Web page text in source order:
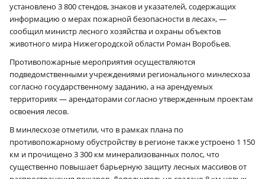
установлено 3 800 стендов, знаков и указателей, содержащих
информацию о мерах пожарной безопасности в лесах», —
сообщил министр лесного хозяйства и охраны объектов
животного мира Нижегородской области Роман Воробьев.
Противопожарные мероприятия осуществляются
подведомственными учреждениями регионального минлесхоза
согласно государственному заданию, а на арендуемых
территориях — арендаторами согласно утвержденным проектам
освоения лесов.
В минлесхозе отметили, что в рамках плана по
противопожарному обустройству в регионе также устроено 1 150
км и прочищено 3 300 км минерализованных полос, что
существенно повышает барьерную защиту лесных массивов от